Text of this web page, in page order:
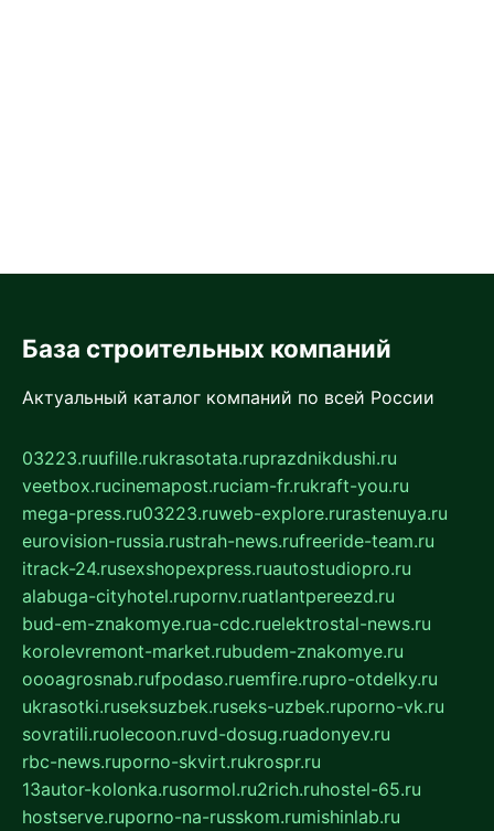
База строительных компаний
Актуальный каталог компаний по всей России
03223.ruufille.rukrasotata.ruprazdnikdushi.ru
veetbox.rucinemapost.ruciam-fr.rukraft-you.ru
mega-press.ru03223.ruweb-explore.rurastenuya.ru
eurovision-russia.rustrah-news.rufreeride-team.ru
itrack-24.rusexshopexpress.ruautostudiopro.ru
alabuga-cityhotel.rupornv.ruatlantpereezd.ru
bud-em-znakomye.rua-cdc.ruelektrostal-news.ru
korolevremont-market.rubudem-znakomye.ru
oooagrosnab.rufpodaso.ruemfire.rupro-otdelky.ru
ukrasotki.ruseksuzbek.ruseks-uzbek.ruporno-vk.ru
sovratili.ruolecoon.ruvd-dosug.ruadonyev.ru
rbc-news.ruporno-skvirt.rukrospr.ru
13autor-kolonka.rusormol.ru2rich.ruhostel-65.ru
hostserve.ruporno-na-russkom.rumishinlab.ru